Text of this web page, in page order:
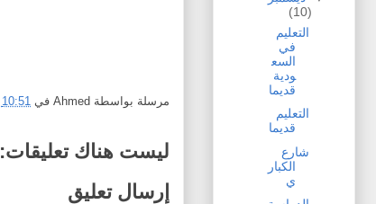
مرسلة بواسطة Ahmed في 10:51 ص
ليست هناك تعليقات:
إرسال تعليق
(10)
التعليم
في
السع
ودية
قديما
التعليم
قديما
شارع
الكبار
ي